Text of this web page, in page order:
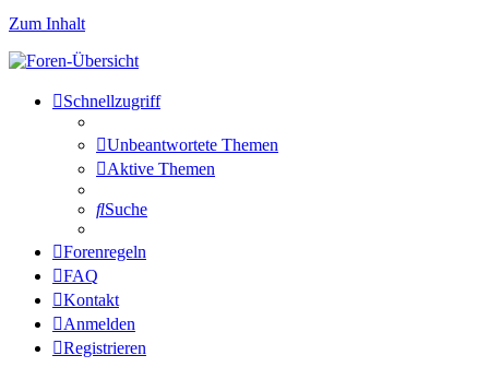
Zum Inhalt
Schnellzugriff
Unbeantwortete Themen
Aktive Themen
Suche
Forenregeln
FAQ
Kontakt
Anmelden
Registrieren